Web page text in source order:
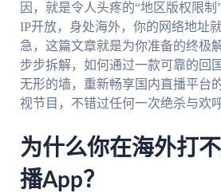
因，就是令人头疼的“地区版权限
IP开放，身处海外，你的网络地址
急，这篇文章就是为你准备的终极
步步拆解，如何通过一款可靠的回
无形的墙，重新畅享国内直播平台
视节目，不错过任何一次绝杀与欢呼
为什么你在海外打
播App？